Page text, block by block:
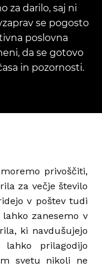
za darilo, saj ni
se pogosto
poslovna
da se gotovo
in pozornosti.
privoščiti,
za večje število
v poštev tudi
zanesemo v
ki navdušujejo
prilagodijo
svetu nikoli ne